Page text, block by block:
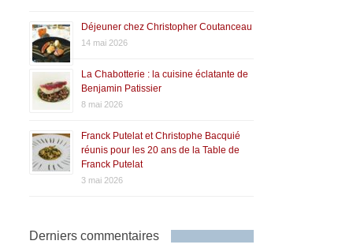
Déjeuner chez Christopher Coutanceau
14 mai 2026
La Chabotterie : la cuisine éclatante de
Benjamin Patissier
8 mai 2026
Franck Putelat et Christophe Bacquié
réunis pour les 20 ans de la Table de
Franck Putelat
3 mai 2026
Derniers commentaires